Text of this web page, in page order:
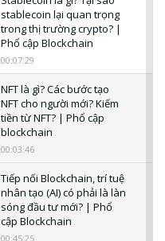
stablecoin lại quan trọng
trong thị trường crypto? |
Phổ cập Blockchain
00:07:29
NFT là gì? Các bước tạo
NFT cho người mới? Kiếm
tiền từ NFT? | Phổ cập
blockchain
00:03:46
Tiếp nối Blockchain, trí tuệ
nhân tạo (AI) có phải là làn
sóng đầu tư mới? | Phổ
cập Blockchain
00:45:25